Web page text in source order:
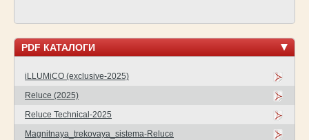
PDF КАТАЛОГИ
iLLUMiCO (exclusive-2025)
Reluce (2025)
Reluce Technical-2025
Magnitnaya_trekovaya_sistema-Reluce